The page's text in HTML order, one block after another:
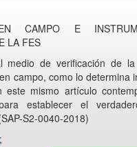
CAMPO E
LA FES
medio de verificación de
campo, como lo determina
este mismo artículo
establecer el
S2-0040-2018)
;